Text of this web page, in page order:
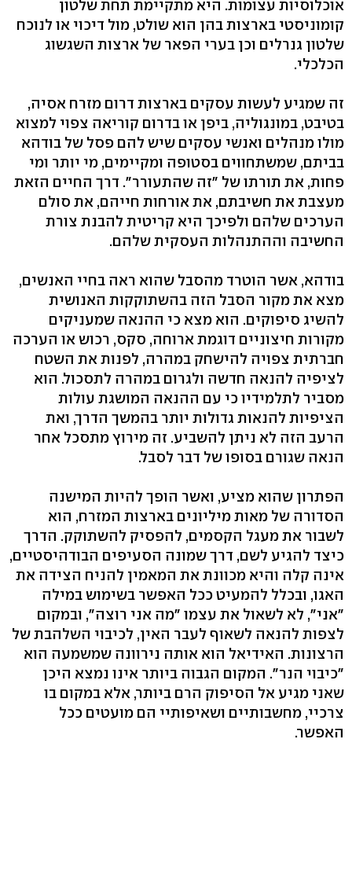
אוכלוסיות עצומות. היא מתקיימת תחת שלטון
קומוניסטי בארצות בהן הוא שולט, מול דיכוי או לנוכח
שלטון גנרלים וכן בערי הפאר של ארצות השגשוג
הכלכלי.
זה שמגיע לעשות עסקים בארצות דרום מזרח אסיה,
בטיבט, במונגוליה, ביפן או בדרום קוריאה צפוי למצוא
מולו מנהלים ואנשי עסקים שיש להם פסל של בודהא
בביתם, שמשתחווים בסטופה ומקיימים, מי יותר ומי
פחות, את תורתו של "זה שהתעורר". דרך החיים הזאת
מעצבת את חשיבתם, את אורחות חייהם, את סולם
הערכים שלהם ולפיכך היא קריטית להבנת צורת
החשיבה וההתנהלות העסקית שלהם.
בודהא, אשר הוטרד מהסבל שהוא ראה בחיי האנשים,
מצא את מקור הסבל הזה בהשתוקקות האנושית
להשיג סיפוקים. הוא מצא כי ההנאה שמעניקים
מקורות חיצוניים דוגמת ארוחה, סקס, רכוש או הערכה
חברתית צפויה להישחק במהרה, לפנות את השטח
לציפיה להנאה חדשה ולגרום במהרה לתסכול. הוא
מסביר לתלמידיו כי עם ההנאה המושגת עולות
הציפיות להנאות גדולות יותר בהמשך הדרך, ואת
הרעב הזה לא ניתן להשביע. זה מירוץ מתסכל אחר
הנאה שגורם בסופו של דבר לסבל.
הפתרון שהוא מציע, ואשר הופך להיות המישנה
הסדורה של מאות מיליונים בארצות המזרח, הוא
לשבור את מעגל הקסמים, להפסיק להשתוקק. הדרך
כיצד להגיע לשם, דרך שמונה הסעיפים הבודהיסטיים,
אינה קלה והיא מכוונת את המאמין להניח הצידה את
האגו, ובכלל להמעיט ככל האפשר בשימוש במילה
"אני", לא לשאול את עצמו "מה אני רוצה", ובמקום
לצפות להנאה לשאוף לעבר האין, לכיבוי השלהבת של
הרצונות. האידיאל הוא אותה נירוונה שמשמעה הוא
"כיבוי הנר". המקום הגבוה ביותר אינו נמצא היכן
שאני מגיע אל הסיפוק הרם ביותר, אלא במקום בו
צרכיי, מחשבותיים ושאיפותיי הם מועטים ככל
האפשר.